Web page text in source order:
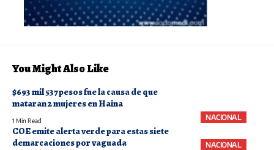
You Might Also Like
NACIONAL
$693 mil 537 pesos fue la causa de que
mataran 2 mujeres en Haina
1 Min Read
NACIONAL
COE emite alerta verde para estas siete
demarcaciones por vaguada